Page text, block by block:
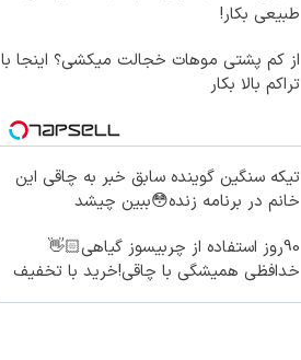
طبیعی بکار!
از کم پشتی موهات خجالت میکشی؟ اینجا با
تراکم بالا بکار
تیکه سنگین گوینده سابق خبر به چاقی این
خانم در برنامه زنده😳ببین چیشد
90روز استفاده از چربیسوز گیاهی👋🏻
خدافظی همیشگی با چاقی!خرید با تخفیف